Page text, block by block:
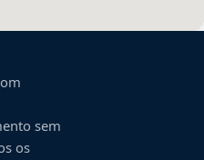
sem
os